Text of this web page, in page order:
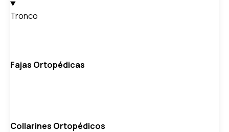
Tronco
Fajas Ortopédicas
Collarines Ortopédicos